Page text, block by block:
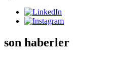
son haberler